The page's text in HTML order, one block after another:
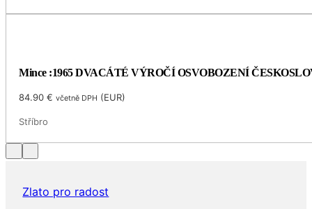
Mince :1965 DVACÁTÉ VÝROČÍ OSVOBOZENÍ
84.90€ včetně DPH (EUR)
Stříbro
Zlato pro radost